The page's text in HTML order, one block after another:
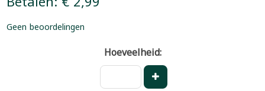
Geen beoordelingen
Hoeveelheid: